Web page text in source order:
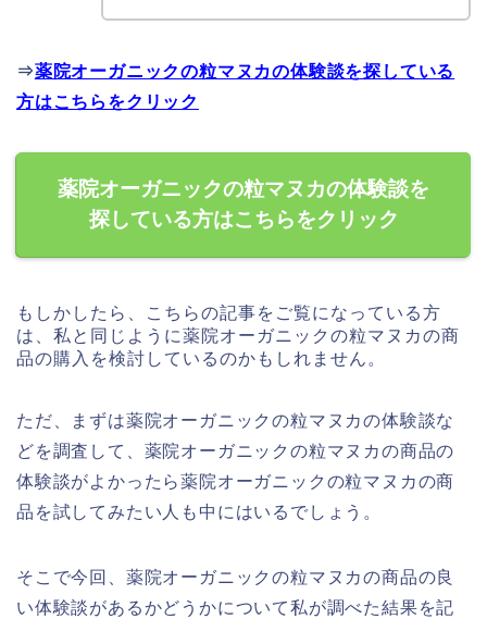
⇒薬院オーガニックの粒マヌカの体験談を探している
方はこちらをクリック
薬院オーガニックの粒マヌカの体験談を
探している方はこちらをクリック
もしかしたら、こちらの記事をご覧になっている方
は、私と同じように薬院オーガニックの粒マヌカの商
品の購入を検討しているのかもしれません。
ただ、まずは薬院オーガニックの粒マヌカの体験談な
どを調査して、薬院オーガニックの粒マヌカの商品の
体験談がよかったら薬院オーガニックの粒マヌカの商
品を試してみたい人も中にはいるでしょう。
そこで今回、薬院オーガニックの粒マヌカの商品の良
い体験談があるかどうかについて私が調べた結果を記